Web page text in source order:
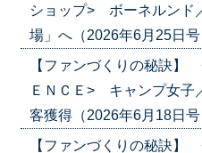
ショップ> ボーネルンド
場」へ（2026年6月25日
【ファンづくりの秘訣
ＥＮＣＥ> キャンプ女子
客獲得（2026年6月18日
【ファンづくりの秘訣】